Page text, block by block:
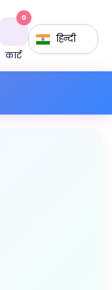
कार्ट
0
हिन्दी